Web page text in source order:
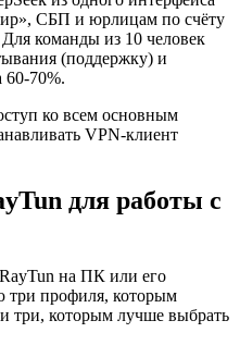
СБП и юрлицам по счёту
команды из 10 человек
(поддержку) и
60-70%.
ко всем основным
VPN-клиент
для работы с
на ПК или его
три профиля, которым
три, которым лучше выбрать